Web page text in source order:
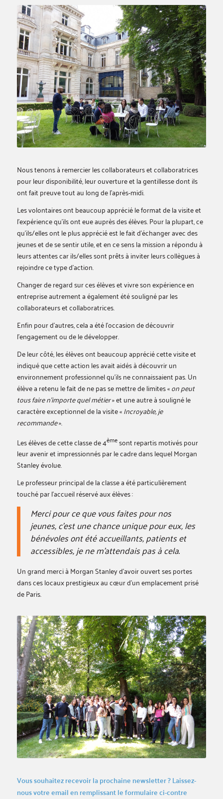
Nous tenons à remercier les collaborateurs et collaboratrices
pour leur disponibilité, leur ouverture et la gentillesse dont ils
ont fait preuve tout au long de l’après-midi.
Les volontaires ont beaucoup apprécié le format de la visite et
l’expérience qu’ils ont eue auprès des élèves. Pour la plupart, ce
qu’ils/elles ont le plus apprécié est le fait d’échanger avec des
jeunes et de se sentir utile, et en ce sens la mission a répondu à
leurs attentes car ils/elles sont prêts à inviter leurs collègues à
rejoindre ce type d’action.
Changer de regard sur ces élèves et vivre son expérience en
entreprise autrement a également été souligné par les
collaborateurs et collaboratrices.
Enfin pour d’autres, cela a été l’occasion de découvrir
l’engagement ou de le développer.
De leur côté, les élèves ont beaucoup apprécié cette visite et
indiqué que cette action les avait aidés à découvrir un
environnement professionnel qu’ils ne connaissaient pas. Un
élève a retenu le fait de ne pas se mettre de limites «on peut
tous faire n’importe quel métier» et une autre à souligné le
caractère exceptionnel de la visite «Incroyable, je
recommande».
Les élèves de cette classe de 4èmesont repartis motivés pour
leur avenir et impressionnés par le cadre dans lequel Morgan
Stanley évolue.
Le professeur principal de la classe a été particulièrement
touché par l’accueil réservé aux élèves :
Merci pour ce que vous faites pour nos
jeunes, c’est une chance unique pour eux, les
bénévoles ont été accueillants, patients et
accessibles, je ne m’attendais pas à cela.
Un grand merci à Morgan Stanley d’avoir ouvert ses portes
dans ces locaux prestigieux au cœur d’un emplacement prisé
de Paris.
Vous souhaitez recevoir la prochaine newsletter ? Laissez-
nous votre email en remplissant le formulaire ci-contre